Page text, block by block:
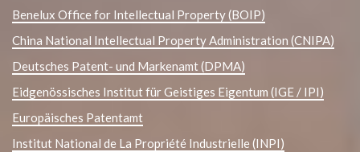
Benelux Office for Intellectual Property (BOIP)
China National Intellectual Property Administration (CNIPA)
Deutsches Patent- und Markenamt (DPMA)
Eidgenössisches Institut für Geistiges Eigentum (IGE / IPI)
Europäisches Patentamt
Institut National de La Propriété Industrielle (INPI)